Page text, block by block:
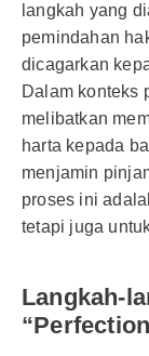
langkah yang
pemindahan
dicagarkan
Dalam konteks
melibatkan
harta kepada
menjamin
proses ini
tetapi juga
Langkah-